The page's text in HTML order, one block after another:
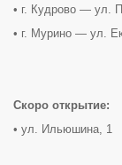
• г. Кудрово — ул.
• г. Мурино — ул.
Скоро открытие:
• ул. Ильюшина, 1